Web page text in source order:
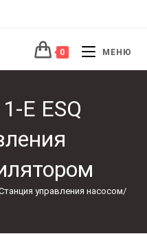
0 МЕНЮ
E ESQ
Станция управления насосом/